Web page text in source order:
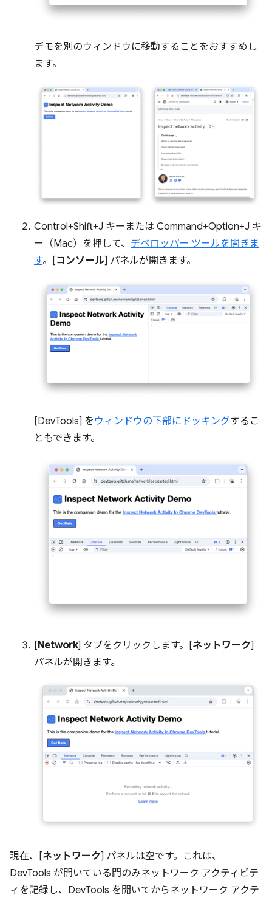
デモを別のウィンドウに移動することをおすすめし
ます。
Control+Shift+J キーまたは Command+Option+J キ
ー（Mac）を押して、 デベロッパー ツールを開きま
す。[コンソール] パネルが開きます。
[DevTools] を ウィンドウの下部にドッキングするこ
ともできます。
[Network] タブをクリックします。[ネットワーク]
パネルが開きます。
現在、[ネットワーク] パネルは空です。これは、
DevTools が開いている間のみネットワーク アクティビテ
ィを記録し、DevTools を開いてからネットワーク アクテ